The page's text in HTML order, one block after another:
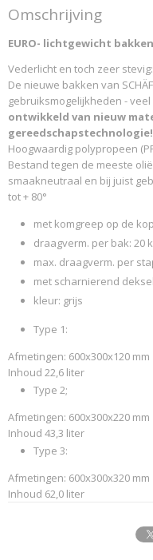
Productcode
150732
Productcode leverancier
Omschrijving
EURO- lichtgewicht
Vederlicht en toch zeer stevig:
De nieuwe bakken van
gebruiksmogelijkheden -
ontwikkeld van nieuw
gereedschapstechnologie!
Hoogwaardig polypropeen
Bestand tegen de meeste
smaakneutraal en bij juist
tot + 80°
met komgreep op de
draagverm. per bak: 20
max. draagverm. per
met scharnierend deksel
kleur: grijs
Type 1:
Afmetingen: 600x300x120 mm
Inhoud 22,6 liter
Type 2;
Afmetingen: 600x300x220 mm
Inhoud 43,3 liter
Type 3:
Afmetingen: 600x300x320 mm
Inhoud 62,0 liter